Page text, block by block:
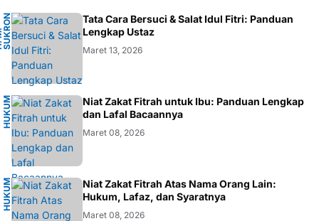
NA
Tata Cara Bersuci & Salat Idul Fitri: Panduan
Lengkap Ustaz
Maret 13, 2026
H
U
KU
M
I
S
L
AM
Niat Zakat Fitrah untuk Ibu: Panduan Lengkap
dan Lafal Bacaannya
Maret 08, 2026
H
U
KU
M
I
S
L
AM
Niat Zakat Fitrah Atas Nama Orang Lain:
Hukum, Lafaz, dan Syaratnya
Maret 08, 2026